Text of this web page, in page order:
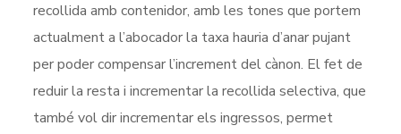
recollida amb contenidor, amb les tones que portem
actualment a l’abocador la taxa hauria d’anar pujant
per poder compensar l’increment del cànon. El fet de
reduir la resta i incrementar la recollida selectiva, que
també vol dir incrementar els ingressos, permet